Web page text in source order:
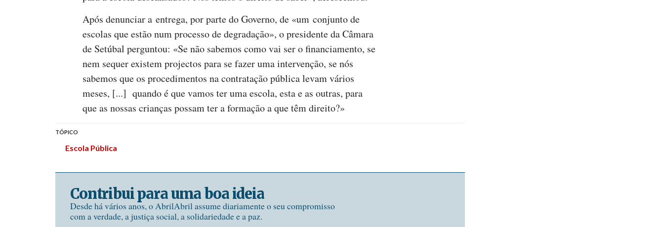
Após denunciar a entrega, por parte do Governo, de «um conjunto de
escolas que estão num processo de degradação», o presidente da Câmara
de Setúbal perguntou: «Se não sabemos como vai ser o financiamento, se
nem sequer existem projectos para se fazer uma intervenção, se nós
sabemos que os procedimentos na contratação pública levam vários
meses, [...] quando é que vamos ter uma escola, esta e as outras, para
que as nossas crianças possam ter a formação a que têm direito?»
TÓPICO
Escola Pública
Contribui para uma boa ideia
Desde há vários anos, o AbrilAbril assume diariamente o seu compromisso
com a verdade, a justiça social, a solidariedade e a paz.